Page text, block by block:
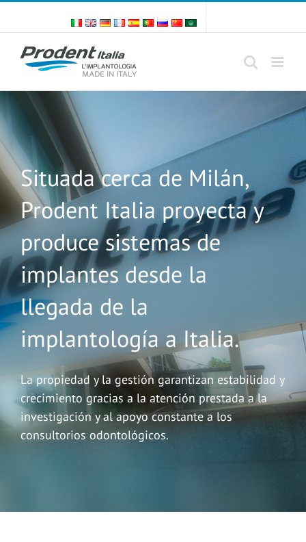
Skip
content
Situada cerca de Milán,
Prodent Italia proyecta y
produce sistemas de
implantes desde la
llegada de la
implantología a Italia.
La propiedad y la gestión garantizan estabilidad y
crecimiento gracias a la atención prestada a la
investigación y al apoyo constante a los
consultorios odontológicos.